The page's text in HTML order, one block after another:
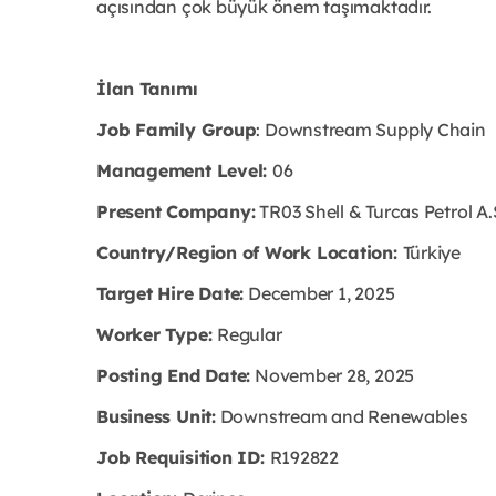
açısından çok büyük önem taşımaktadır.
İlan Tanımı
Job Family Group: Downstream Supply Chain
Management Level: 06
Present Company:TR03 Shell & Turcas Petrol
Country/Region of Work Location: Türkiye
Target Hire Date: December 1, 2025
Worker Type: Regular
Posting End Date: November 28, 2025
Business Unit:Downstream and Renewables
Job Requisition ID: R192822